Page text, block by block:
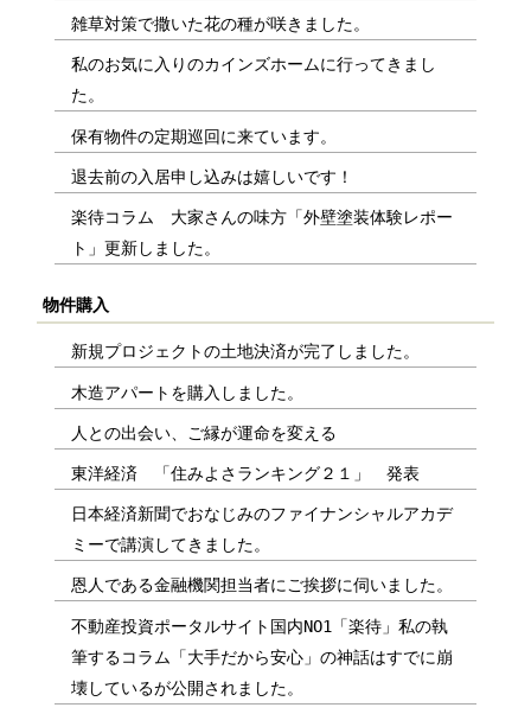
雑草対策で撒いた花の種が咲きました。
私のお気に入りのカインズホームに行ってきまし
た。
保有物件の定期巡回に来ています。
退去前の入居申し込みは嬉しいです！
楽待コラム 大家さんの味方「外壁塗装体験レポー
ト」更新しました。
物件購入
新規プロジェクトの土地決済が完了しました。
木造アパートを購入しました。
人との出会い、ご縁が運命を変える
東洋経済 「住みよさランキング２１」 発表
日本経済新聞でおなじみのファイナンシャルアカデ
ミーで講演してきました。
恩人である金融機関担当者にご挨拶に伺いました。
不動産投資ポータルサイト国内NO1「楽待」私の執
筆するコラム「大手だから安心」の神話はすでに崩
壊しているが公開されました。